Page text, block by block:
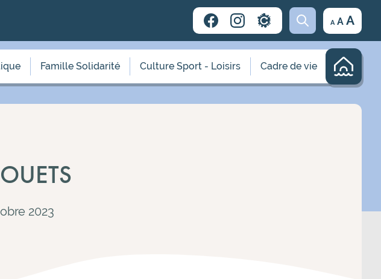
A
Decrease
font
size.
A Reset
font
size.
A
font
size.
Famille Solidarité Culture Sport - Loisirs Cadre de vie
2023